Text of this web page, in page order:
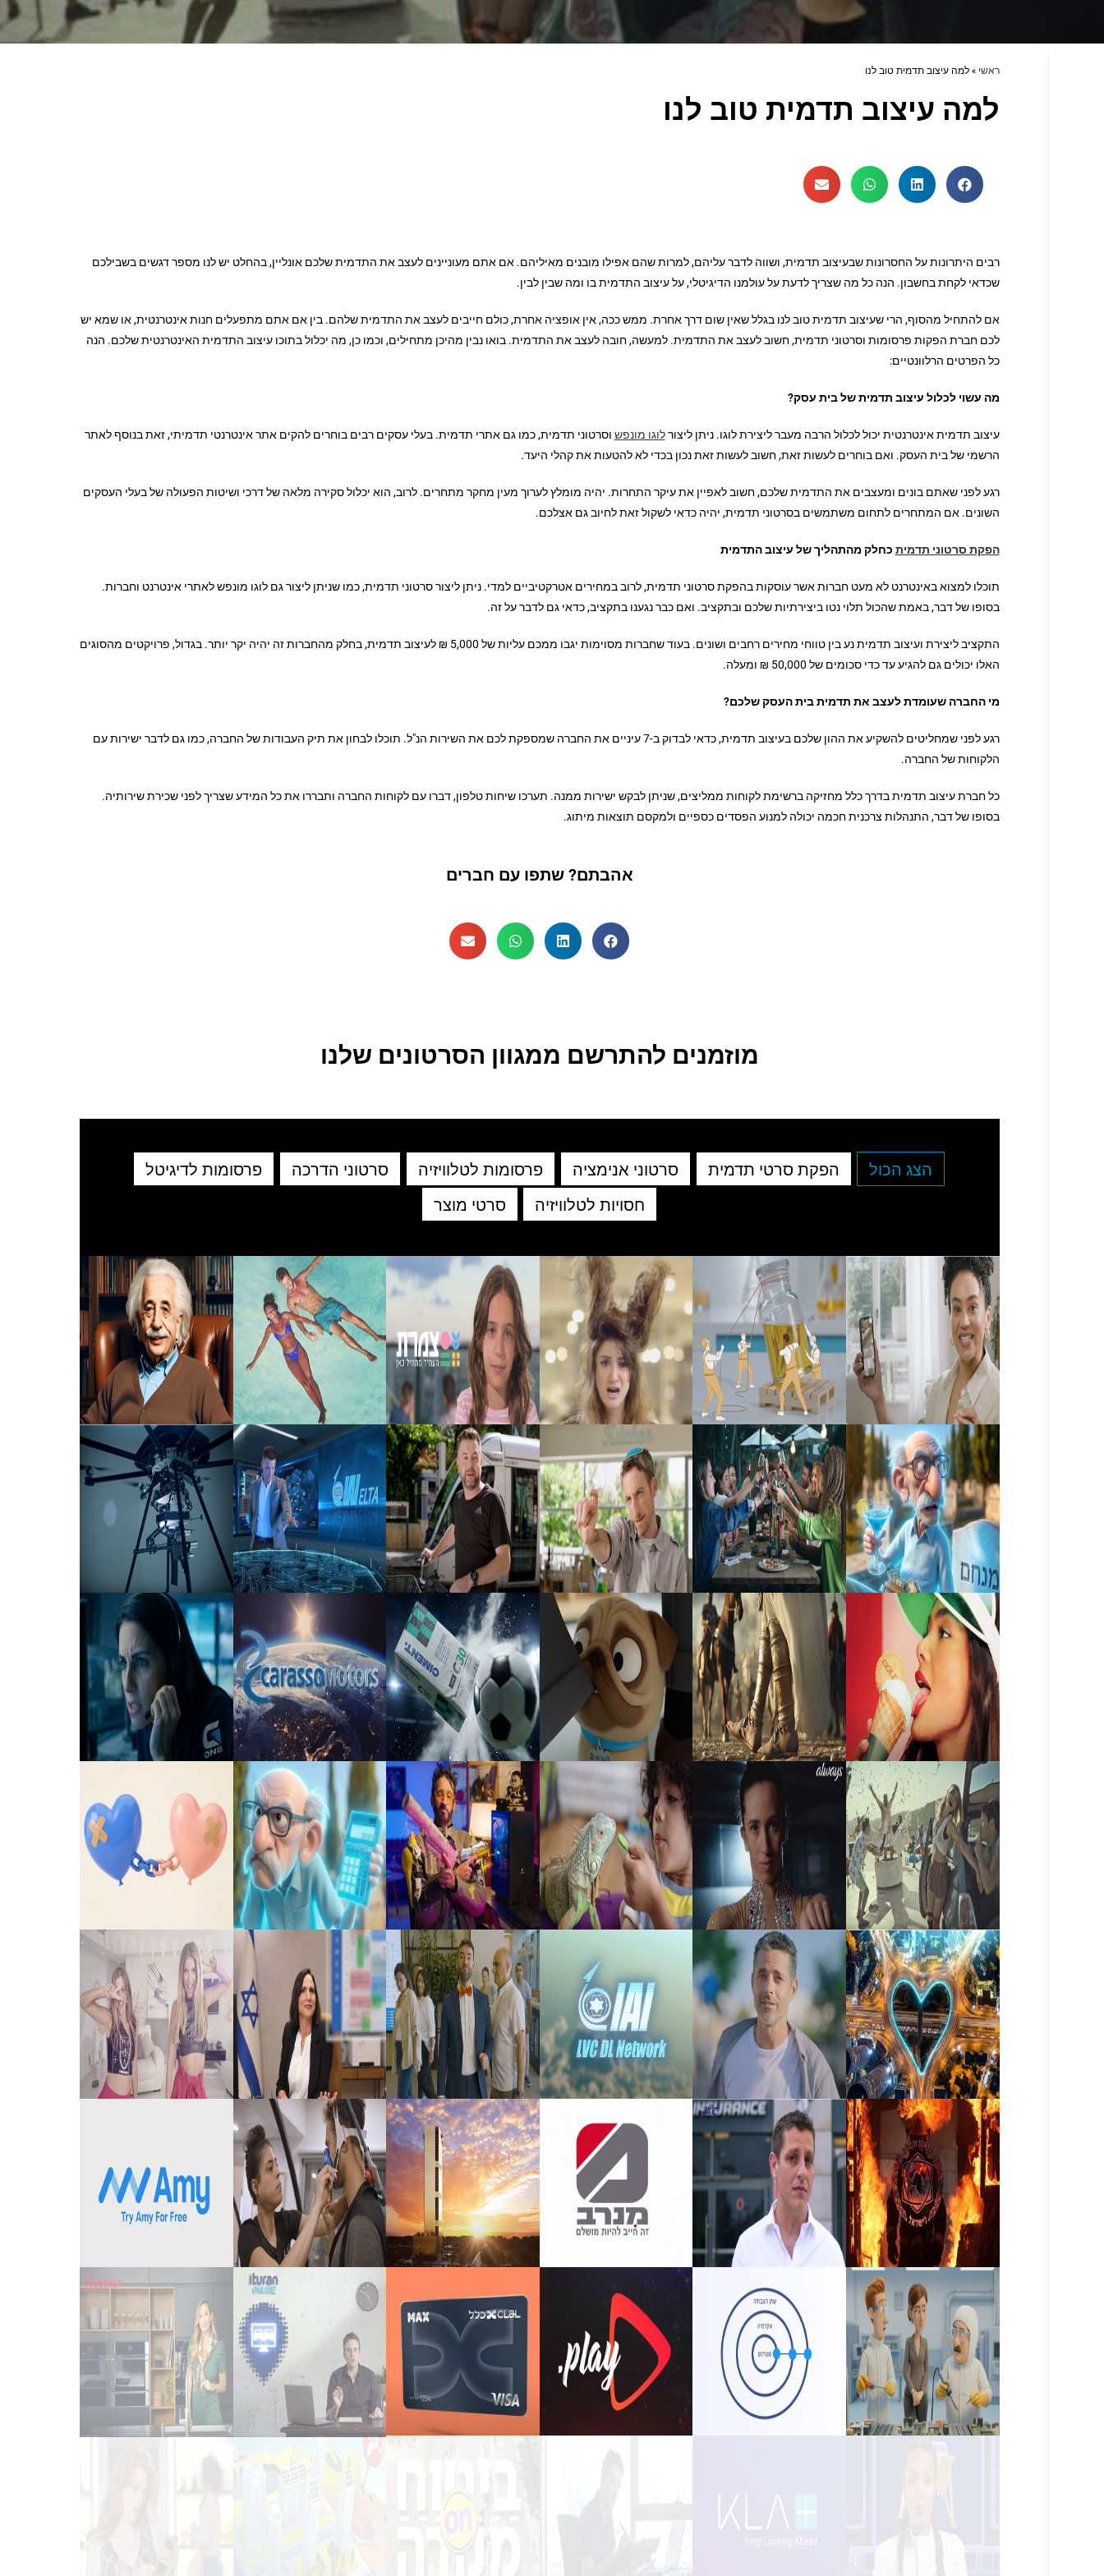
ראשי »למה עיצוב תדמית טוב לנו
למה עיצוב תדמית טוב לנו
רבים היתרונות על החסרונות שבעיצוב תדמית, ושווה לדבר עליהם, למרות שהם אפילו מובנים מאיליהם. אם אתם מעוניינים לעצב את התדמית שלכם אונליין, בהחלט יש לנו מספר דגשים בשבילכם
שכדאי לקחת בחשבון. הנה כל מה שצריך לדעת על עולמנו הדיגיטלי, על עיצוב התדמית בו ומה שבין לבין.
אם להתחיל מהסוף, הרי שעיצוב תדמית טוב לנו בגלל שאין שום דרך אחרת. ממש ככה, אין אופציה אחרת, כולם חייבים לעצב את התדמית שלהם. בין אם אתם מתפעלים חנות אינטרנטית, או שמא יש
לכם חברת הפקות פרסומות וסרטוני תדמית, חשוב לעצב את התדמית. למעשה, חובה לעצב את התדמית. בואו נבין מהיכן מתחילים, וכמו כן, מה יכלול בתוכו עיצוב התדמית האינטרנטית שלכם. הנה
כל הפרטים הרלוונטיים:
מה עשוי לכלול עיצוב תדמית של בית עסק?
עיצוב תדמית אינטרנטית יכול לכלול הרבה מעבר ליצירת לוגו. ניתן ליצורלוגו מונפש וסרטוני תדמית, כמו גם אתרי תדמית. בעלי עסקים רבים בוחרים להקים אתר אינטרנטי תדמיתי, זאת בנוסף לאתר
הרשמי של בית העסק. ואם בוחרים לעשות זאת, חשוב לעשות זאת נכון בכדי לא להטעות את קהלי היעד.
רגע לפני שאתם בונים ומעצבים את התדמית שלכם, חשוב לאפיין את עיקר התחרות. יהיה מומלץ לערוך מעין מחקר מתחרים. לרוב, הוא יכלול סקירה מלאה של דרכי ושיטות הפעולה של בעלי העסקים
השונים. אם המתחרים לתחום משתמשים בסרטוני תדמית, יהיה כדאי לשקול זאת לחיוב גם אצלכם.
הפקת סרטוני תדמית כחלק מהתהליך של עיצוב התדמית
תוכלו למצוא באינטרנט לא מעט חברות אשר עוסקות בהפקת סרטוני תדמית, לרוב במחירים אטרקטיביים למדי. ניתן ליצור סרטוני תדמית, כמו שניתן ליצור גם לוגו מונפש לאתרי אינטרנט וחברות.
בסופו של דבר, באמת שהכול תלוי נטו ביצירתיות שלכם ובתקציב. ואם כבר נגענו בתקציב, כדאי גם לדבר על זה.
התקציב ליצירת ועיצוב תדמית נע בין טווחי מחירים רחבים ושונים. בעוד שחברות מסוימות יגבו ממכם עליות של 5,000 ₪ לעיצוב תדמית, בחלק מהחברות זה יהיה יקר יותר. בגדול, פרויקטים מהסוגים
האלו יכולים גם להגיע עד כדי סכומים של 50,000 ₪ ומעלה.
מי החברה שעומדת לעצב את תדמית בית העסק שלכם?
רגע לפני שמחליטים להשקיע את ההון שלכם בעיצוב תדמית, כדאי לבדוק ב-7 עיניים את החברה שמספקת לכם את השירות הנ"ל. תוכלו לבחון את תיק העבודות של החברה, כמו גם לדבר ישירות עם
הלקוחות של החברה.
כל חברת עיצוב תדמית בדרך כלל מחזיקה ברשימת לקוחות ממליצים, שניתן לבקש ישירות ממנה. תערכו שיחות טלפון, דברו עם לקוחות החברה ותבררו את כל המידע שצריך לפני שכירת שירותיה.
בסופו של דבר, התנהלות צרכנית חכמה יכולה למנוע הפסדים כספיים ולמקסם תוצאות מיתוג.
אהבתם? שתפו עם חברים
מוזמנים להתרשם ממגוון הסרטונים שלנו
הצג הכול הפקת סרטי תדמית סרטוני אנימציה פרסומות לטלוויזיה סרטוני הדרכה
פרסומות לדיגיטל
חסויות לטלוויזיה
סרטי מוצר